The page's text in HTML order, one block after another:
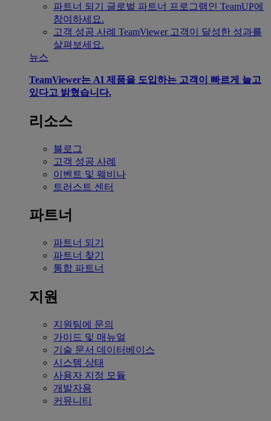
파트너 되기
글로벌 파트너 프로그램인 TeamUP에
참여하세요.
고객 성공 사례 TeamViewer 고객이 달성한 성과를
살펴보세요.
뉴스
TeamViewer는 AI 제품을 도입하는 고객이 빠르게 늘고
있다고 밝혔습니다.
리소스
블로그
고객 성공 사례
이벤트 및 웨비나
트러스트 센터
파트너
파트너 되기
파트너 찾기
통합 파트너
지원
지원팀에 문의
가이드 및 매뉴얼
기술 문서 데이터베이스
시스템 상태
사용자 지정 모듈
개발자용
커뮤니티